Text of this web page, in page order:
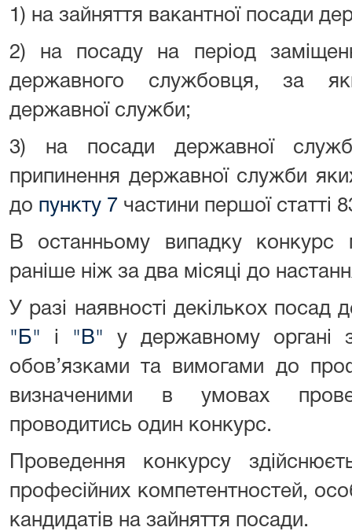
1) на зайняття вакантної посади
2) на посаду на період
державного службовця, за
державної служби;
3) на посади державної
припинення державної служби
до пункту 7 частини першої статті
В останньому випадку
раніше ніж за два місяці до
У разі наявності декількох
"Б" і "В" у державному органі
обов’язками та вимогами до
визначеними в умовах
проводитись один конкурс.
Проведення конкурсу
професійних компетентностей,
кандидатів на зайняття посади.